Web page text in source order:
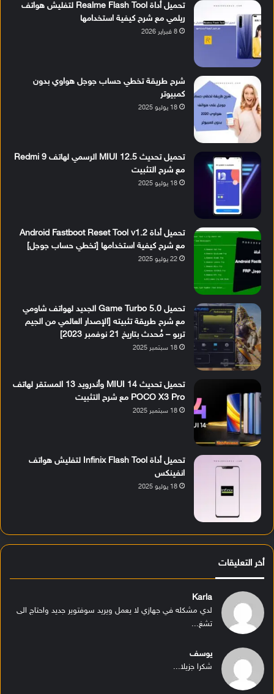
تحميل أداة Realme Flash Tool لتفليش هواتف
ريلمي مع شرح كيفية استخدامها
8 فبراير 2026
شرح طريقة تخطي حساب جوجل هواوي بدون
كمبيوتر
18 يوليو 2025
تحميل تحديث MIUI 12.5 الرسمي لهاتف Redmi 9
مع شرح التثبيت
18 يوليو 2025
تحميل أداة Android Fastboot Reset Tool v1.2
مع شرح كيفية استخدامها [تخطي حساب جوجل]
22 يوليو 2025
تحميل Game Turbo 5.0 الجديد لهواتف شاومي
مع شرح طريقة تثبيته [الإصدار العالمي من الجيم
تربو – مُحدث بتاريخ 21 نوفمبر 2023]
18 سبتمبر 2025
تحميل تحديث MIUI 14 وأندرويد 13 المستقر لهاتف
POCO X3 Pro مع شرح التثبيت
18 سبتمبر 2025
تحميل أداة Infinix Flash Tool لتفليش هواتف
انفينكس
18 يوليو 2025
أخر التعليقات
Karla
لدي مشكله في جهازي لا يعمل ويريد سوفتوير جديد واحتاج الى
تشغ...
يوسف
شكرا جزيلا...